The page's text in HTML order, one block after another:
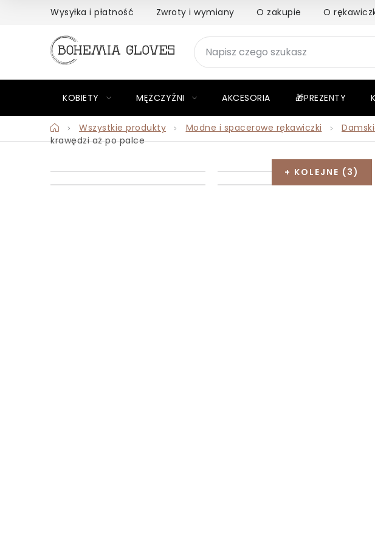
Wysyłka i płatność Zwroty i wymiany O zakupie O
KOBIETY MĘŻCZYŹNI AKCESORIA 🎁PREZENTY
HomeWszystkie produkty Modne i spacerowe rękawiczki
krawędzi aż po palce
+ KOLEJNE (3)